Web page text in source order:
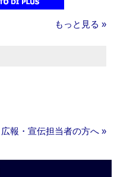
もっと見る »
広報・宣伝担当者の方へ »